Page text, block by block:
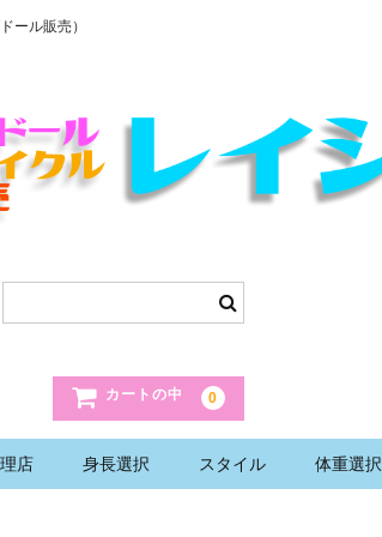
ール販売）
カートの中 0
店 身長選択 スタイル 体重選択